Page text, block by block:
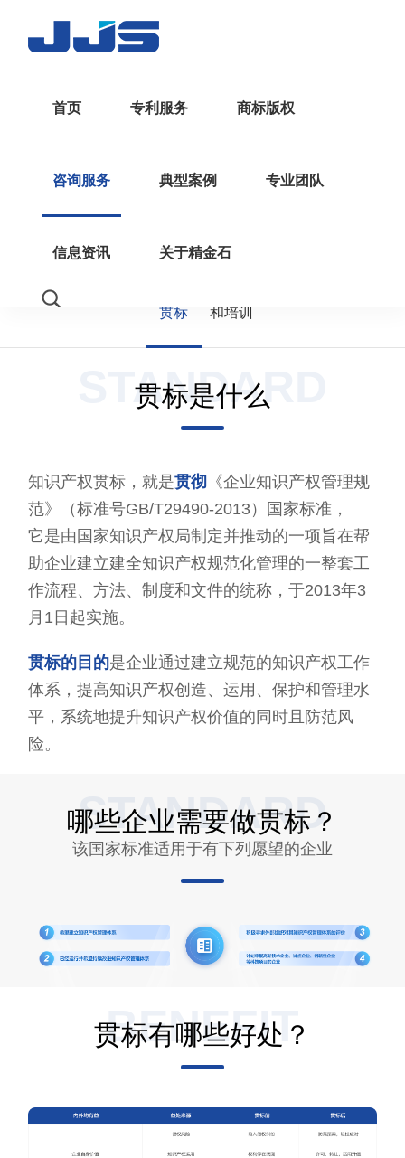
首页 专利服务 商标版权
咨询服务 典型案例 专业团队
信息资讯 关于精金石
企业知
识产权
贯标
知识产
权顾问
和培训
STANDARD
贯标是什么
知识产权贯标，就是贯彻 《企业知识产权管理规
范》（标准号GB/T29490-2013）国家标准，
它是由国家知识产权局制定并推动的一项旨在帮
助企业建立建全知识产权规范化管理的一整套工
作流程、方法、制度和文件的统称，于2013年3
月1日起实施。
贯标的目的是企业通过建立规范的知识产权工作
体系，提高知识产权创造、运用、保护和管理水
平，系统地提升知识产权价值的同时且防范风
险。
STANDARD
哪些企业需要做贯标？
该国家标准适用于有下列愿望的企业
BENEFIT
贯标有哪些好处？